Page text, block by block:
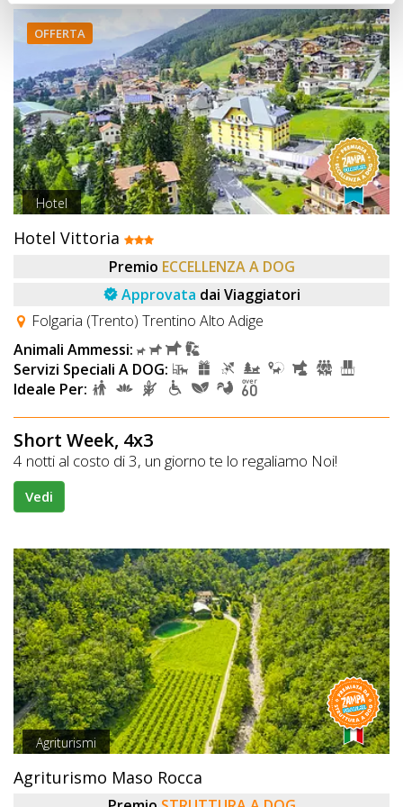
OFFERTA
Hotel
Hotel Vittoria
Premio ECCELLENZA A DOG
Approvata dai Viaggiatori
Folgaria (Trento) Trentino Alto Adige
Animali Ammessi:
Servizi Speciali A DOG:
Ideale Per:
Short Week, 4x3
4 notti al costo di 3, un giorno te lo regaliamo Noi!
Vedi
Agriturismi
Agriturismo Maso Rocca